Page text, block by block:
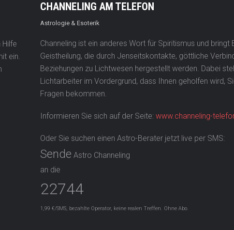
ein.
CHANNELING AM TELEFON
Astrologie & Esoterik
Channeling ist ein anderes Wort für Spiritismus und bringt
Geistheilung, die durch Jenseitskontakte, göttliche
Beziehungen zu Lichtwesen hergestellt werden. Dabei
Lichtarbeiter im Vordergrund, dass Ihnen geholfen wird,
Fragen bekommen.
Informieren Sie sich auf der Seite: www.channeling-
Oder Sie suchen einen Astro-Berater jetzt live per SMS:
Sende Astro Channeling
an die
22744
1,99 €/SMS, bezahlte Operator, keine realen Treffen. Ohne Abo.